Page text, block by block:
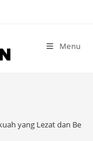
Menu
yang Lezat dan